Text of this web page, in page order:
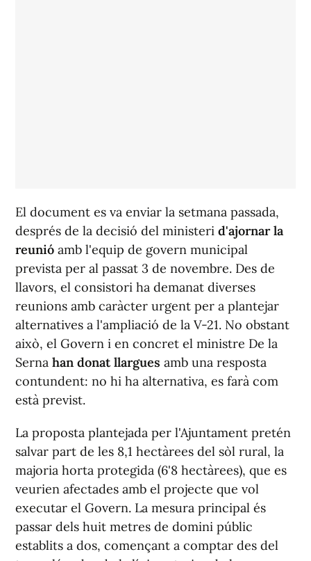
El document es va enviar la setmana passada,
després de la decisió del ministeri d'ajornar la
reunió amb l'equip de govern municipal
prevista per al passat 3 de novembre. Des de
llavors, el consistori ha demanat diverses
reunions amb caràcter urgent per a plantejar
alternatives a l'ampliació de la V-21. No obstant
això, el Govern i en concret el ministre De la
Serna han donat llargues amb una resposta
contundent: no hi ha alternativa, es farà com
està previst.
La proposta plantejada per l'Ajuntament pretén
salvar part de les 8,1 hectàrees del sòl rural, la
majoria horta protegida (6'8 hectàrees), que es
veurien afectades amb el projecte que vol
executar el Govern. La mesura principal és
passar dels huit metres de domini públic
establits a dos, començant a comptar des del